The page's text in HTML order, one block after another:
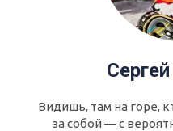
Видишь, там на горе,
за собой — с